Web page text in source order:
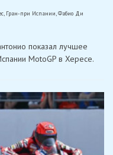
, Гран-при Испании,Фабио Ди
показал лучшее
MotoGP в Хересе.